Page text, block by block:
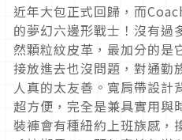
近年大包正式回歸，而
的夢幻六邊形戰士！沒有過
然顆粒紋皮革，最加分的是
接放進去也沒問題，對通勤
人真的太友善。寬肩帶設計
超方便，完全是兼具實用與
裝褲會有種紐約上班族感，